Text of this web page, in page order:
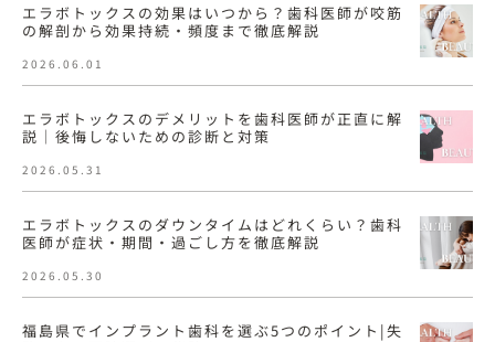
エラボトックスの効果はいつから？歯科医師が咬筋
の解剖から効果持続・頻度まで徹底解説
2026.06.01
エラボトックスのデメリットを歯科医師が正直に解
説｜後悔しないための診断と対策
2026.05.31
エラボトックスのダウンタイムはどれくらい？歯科
医師が症状・期間・過ごし方を徹底解説
2026.05.30
福島県でインプラント歯科を選ぶ5つのポイント|失